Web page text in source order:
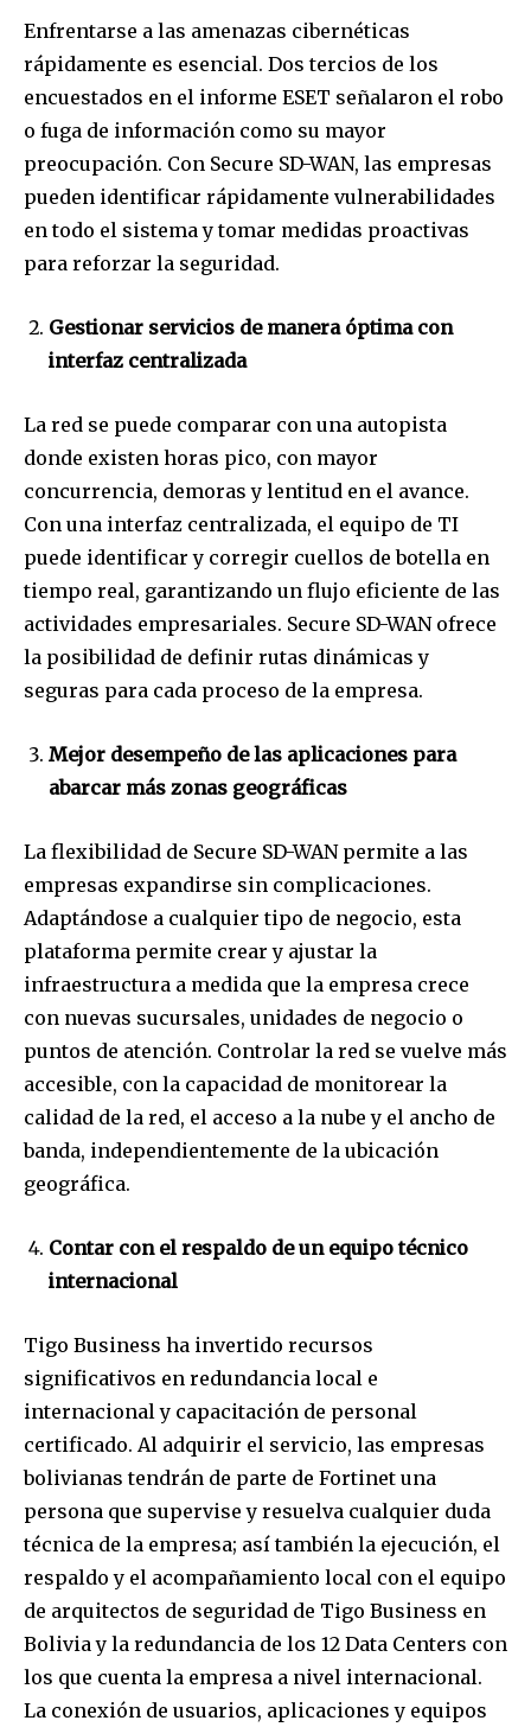
Join our community of
SUBSCRIBERS and be part of the
conversation.
To subscribe, simply enter your email address on our website
your privacy and won't spam your inbox. Your information is
safe with us.
SUBSCRIBE
I've read and accept thePrivacy Policy .
Enfrentarse a las amenazas cibernéticas
rápidamente es esencial. Dos tercios de los
encuestados en el informe ESET señalaron el robo
o fuga de información como su mayor
preocupación. Con Secure SD-WAN, las empresas
pueden identificar rápidamente vulnerabilidades
en todo el sistema y tomar medidas proactivas
para reforzar la seguridad.
Gestionar servicios de manera óptima con
interfaz centralizada
La red se puede comparar con una autopista
donde existen horas pico, con mayor
concurrencia, demoras y lentitud en el avance.
Con una interfaz centralizada, el equipo de TI
puede identificar y corregir cuellos de botella en
tiempo real, garantizando un flujo eficiente de las
actividades empresariales. Secure SD-WAN ofrece
la posibilidad de definir rutas dinámicas y
seguras para cada proceso de la empresa.
Mejor desempeño de las aplicaciones para
abarcar más zonas geográficas
La flexibilidad de Secure SD-WAN permite a las
empresas expandirse sin complicaciones.
Adaptándose a cualquier tipo de negocio, esta
plataforma permite crear y ajustar la
infraestructura a medida que la empresa crece
con nuevas sucursales, unidades de negocio o
puntos de atención. Controlar la red se vuelve más
accesible, con la capacidad de monitorear la
calidad de la red, el acceso a la nube y el ancho de
banda, independientemente de la ubicación
geográfica.
Contar con el respaldo de un equipo técnico
internacional
Tigo Business ha invertido recursos
significativos en redundancia local e
internacional y capacitación de personal
certificado. Al adquirir el servicio, las empresas
bolivianas tendrán de parte de Fortinet una
persona que supervise y resuelva cualquier duda
técnica de la empresa; así también la ejecución, el
respaldo y el acompañamiento local con el equipo
de arquitectos de seguridad de Tigo Business en
Bolivia y la redundancia de los 12 Data Centers con
los que cuenta la empresa a nivel internacional.
La conexión de usuarios, aplicaciones y equipos